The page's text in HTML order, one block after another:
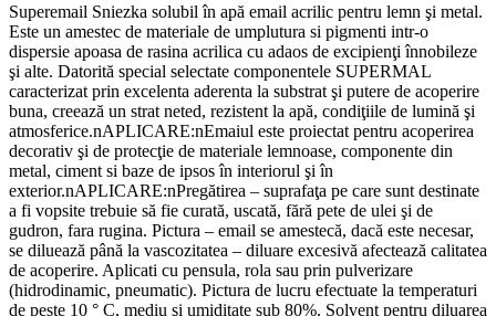
Superemail Sniezka solubil în apă email acrilic pentru lemn şi metal.
Este un amestec de materiale de umplutura si pigmenti intr-o
dispersie apoasa de rasina acrilica cu adaos de excipienţi înnobileze
şi alte. Datorită special selectate componentele SUPERMAL
caracterizat prin excelenta aderenta la substrat şi putere de acoperire
buna, creează un strat neted, rezistent la apă, condiţiile de lumină şi
atmosferice.nAPLICARE:nEmaiul este proiectat pentru acoperirea
decorativ şi de protecţie de materiale lemnoase, componente din
metal, ciment si baze de ipsos în interiorul şi în
exterior.nAPLICARE:nPregătirea – suprafaţa pe care sunt destinate
a fi vopsite trebuie să fie curată, uscată, fără pete de ulei şi de
gudron, fara rugina. Pictura – email se amestecă, dacă este necesar,
se diluează până la vascozitatea – diluare excesivă afectează calitatea
de acoperire. Aplicati cu pensula, rola sau prin pulverizare
(hidrodinamic, pneumatic). Pictura de lucru efectuate la temperaturi
de peste 10 ° C, mediu şi umiditate sub 80%. Solvent pentru diluarea